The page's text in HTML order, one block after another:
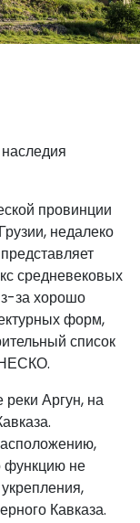
провинции
недалеко
средневековых
за хорошо
форм,
список
Аргун, на
функцию не
Кавказа.